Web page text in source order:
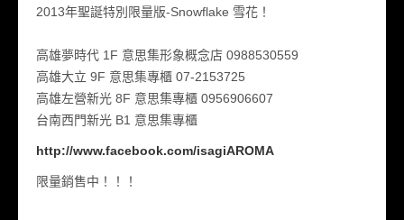
2013年聖誕特別限量版-Snowflake 雪花！
高雄夢時代 1F 意思集形象概念店 0988530559
高雄大立 9F 意思集專櫃 07-2153725
高雄左營新光 8F 意思集專櫃 0956906607
台南西門新光 B1 意思集專櫃
http://www.facebook.com/isagiAROMA
限量銷售中！！！